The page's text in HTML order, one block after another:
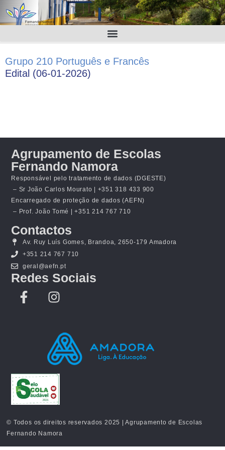
Grupo 210 Português e Francês
Edital (06-01-2026)
Agrupamento de Escolas
Fernando Namora
Responsável pelo tratamento de dados (DGESTE)
– Sr João Carlos Mourato | +351 318 433 900
Encarregado de proteção de dados (AEFN)
– Prof. João Tomé | +351 214 767 710
Contactos
Av. Ruy Luís Gomes, Brandoa, 2650-179 Amadora
+351 214 767 710
geral@aefn.pt
Redes Sociais
© Todos os direitos reservados 2025 | Agrupamento de Escolas
Fernando Namora